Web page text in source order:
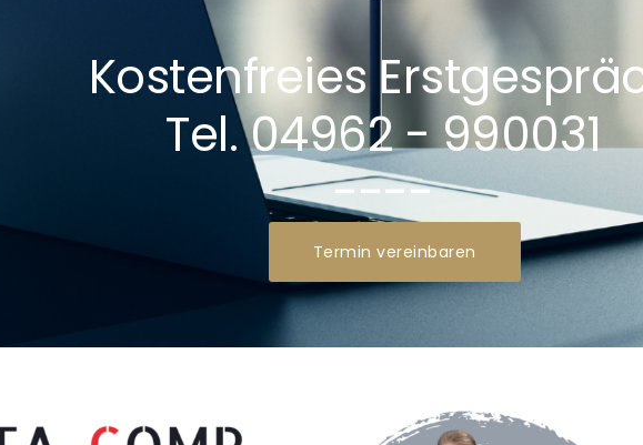
Kostenfreies
Tel. 04962 - 990031
----
Termin vereinbaren